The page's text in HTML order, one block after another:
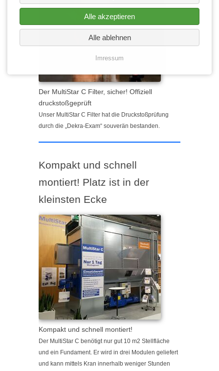
Der MultiStar C Filter, sicher! Offiziell
druckstoßgeprüft
Unser MultiStar C Filter hat die Druckstoßprüfung
durch die „Dekra-Exam“ souverän bestanden.
Kompakt und schnell
montiert! Platz ist in der
kleinsten Ecke
Kompakt und schnell montiert!
Der MultiStar C benötigt nur gut 10 m2 Stellfläche
und ein Fundament. Er wird in drei Modulen geliefert
und kann mittels Kran innerhalb weniger Stunden
Alle akzeptieren
Alle ablehnen
Imressum